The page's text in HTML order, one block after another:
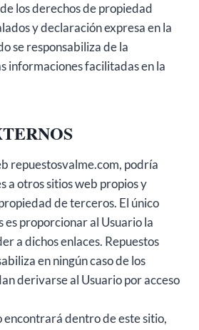
los derechos de propiedad
y declaración expresa en la
se responsabiliza de la
informaciones facilitadas en la
repuestosvalme.com, podría
a otros sitios web propios y
de terceros. El único
es proporcionar al Usuario la
a dichos enlaces. Repuestos
en ningún caso de los
derivarse al Usuario por acceso
encontrará dentro de este sitio,